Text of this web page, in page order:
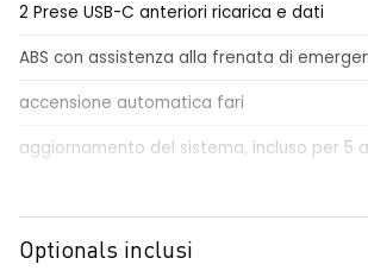
2 Prese USB-C anteriori ricarica e dati
ABS con assistenza alla frenata di
accensione automatica fari
aggiornamento del sistema, incluso per 5
airbag frontali conducente e passeggero
Optionals inclusi